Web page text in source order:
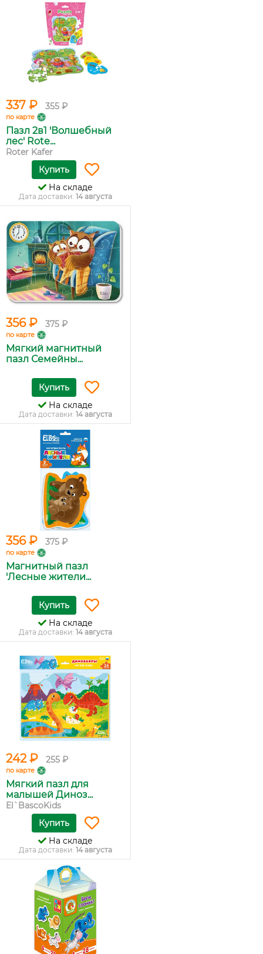
337 ₽ 355 ₽
по карте
Пазл 2в1 'Волшебный
лес' Rote...
Roter Kafer
Купить
На складе
Дата доставки: 14 августа
356 ₽ 375 ₽
по карте
Мягкий магнитный
пазл Семейны...
Купить
На складе
Дата доставки: 14 августа
356 ₽ 375 ₽
по карте
Магнитный пазл
'Лесные жители...
Купить
На складе
Дата доставки: 14 августа
242 ₽ 255 ₽
по карте
Мягкий пазл для
малышей Диноз...
El`BascoKids
Купить
На складе
Дата доставки: 14 августа